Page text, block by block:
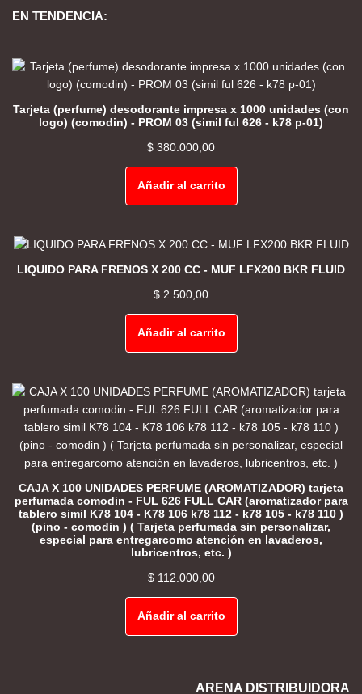
EN TENDENCIA:
Tarjeta (perfume) desodorante impresa x 1000 unidades (con
logo) (comodin) - PROM 03 (simil ful 626 - k78 p-01)
$ 380.000,00
Añadir al carrito
LIQUIDO PARA FRENOS X 200 CC - MUF LFX200 BKR FLUID
$ 2.500,00
Añadir al carrito
CAJA X 100 UNIDADES PERFUME (AROMATIZADOR) tarjeta
perfumada comodin - FUL 626 FULL CAR (aromatizador para
tablero simil K78 104 - K78 106 k78 112 - k78 105 - k78 110 )
(pino - comodin ) ( Tarjeta perfumada sin personalizar,
especial para entregarcomo atención en lavaderos,
lubricentros, etc. )
$112.000,00
Añadir al carrito
ARENA DISTRIBUIDORA